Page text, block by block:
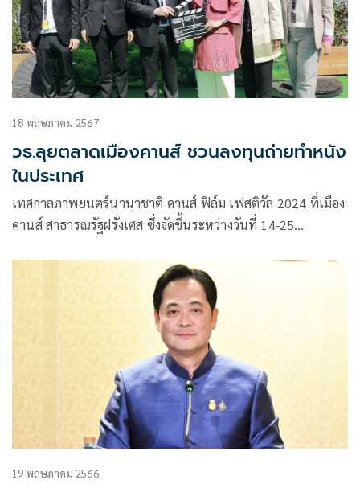
18 พฤษภาคม 2567
วธ.ลุยตลาดเมืองคานส์ ชวนลงทุนถ่ายทำหนัง
ในประเทศ
เทศกาลภาพยนตร์นานาชาติ คานส์ ฟิล์ม เฟสติวัล 2024 ที่เมือง
คานส์ สาธารณรัฐฝรั่งเศส ซึ่งจัดขึ้นระหว่างวันที่ 14-25
ศักยภาพด้านอุตสาหกรรมภาพยนตร์ของประเทศ สำหรับ
ประเทศไทย นางยุพา ทวีวัฒนะกิจบวร ปลัดกระทรวงวัฒนธรรม
19 พฤษภาคม 2566